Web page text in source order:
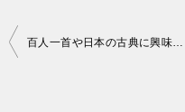
投
百人一首や日本の古典に興味を持ったきっかけ 4